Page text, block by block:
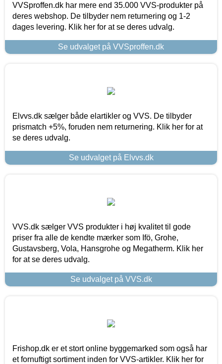
VVSproffen.dk har mere end 35.000 VVS-produkter på
deres webshop. De tilbyder nem returnering og 1-2
dages levering. Klik her for at se deres udvalg.
Se udvalget på VVSproffen.dk
Elvvs.dk sælger både elartikler og VVS. De tilbyder
prismatch +5%, foruden nem returnering. Klik her for at
se deres udvalg.
Se udvalget på Elvvs.dk
VVS.dk sælger VVS produkter i høj kvalitet til gode
priser fra alle de kendte mærker som Ifö, Grohe,
Gustavsberg, Vola, Hansgrohe og Megatherm. Klik her
for at se deres udvalg.
Se udvalget på VVS.dk
Frishop.dk er et stort online byggemarked som også har
et fornuftigt sortiment inden for VVS-artikler. Klik her for